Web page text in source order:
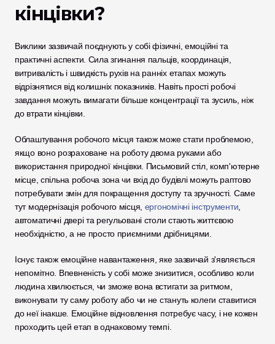
кінцівки?
Виклики зазвичай поєднують у собі фізичні, емоційні та
практичні аспекти. Сила згинання пальців, координація,
витривалість і швидкість рухів на ранніх етапах можуть
відрізнятися від колишніх показників. Навіть прості робочі
завдання можуть вимагати більше концентрації та зусиль, ніж
до втрати кінцівки.
Облаштування робочого місця також може стати проблемою,
якщо воно розраховане на роботу двома руками або
використання природної кінцівки. Письмовий стіл, комп'ютерне
місце, спільна робоча зона чи вхід до будівлі можуть раптово
потребувати змін для покращення доступу та зручності. Саме
тут модернізація робочого місця, ергономічні інструменти
автоматичні двері та регульовані столи стають життєвою
необхідністю, а не просто приємними дрібницями.
Існує також емоційне навантаження, яке зазвичай з'являється
непомітно. Впевненість у собі може знизитися, особливо коли
людина хвилюється, чи зможе вона встигати за ритмом,
виконувати ту саму роботу або чи не стануть колеги ставитися
до неї інакше. Емоційне відновлення потребує часу, і не кожен
проходить цей етап в однаковому темпі.